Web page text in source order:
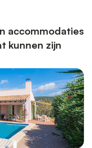
accommodaties
kunnen zijn